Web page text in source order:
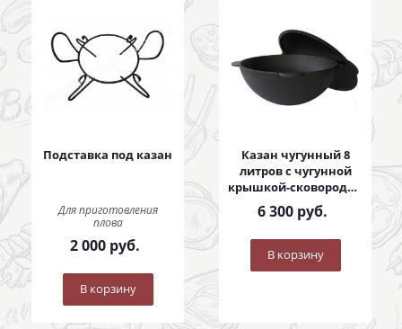
Подставка под казан
Для приготовления
плова
2 000руб.
В корзину
Казан чугунный 8
литров с чугунной
крышкой-сковородой
8 литров
6 300руб.
В корзину